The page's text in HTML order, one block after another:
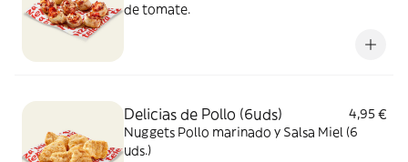
de tomate.
Delicias de Pollo (6uds)
4,95 €
Nuggets Pollo marinado y Salsa Miel (6
uds.)